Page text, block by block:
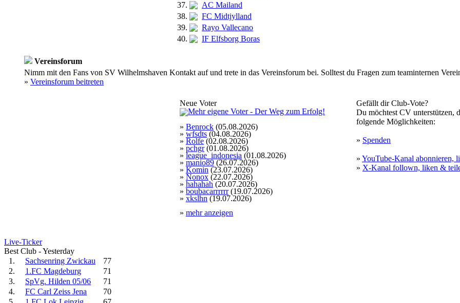
37.
AC Mailand
38.
FC Midtjylland
39.
Rayo Vallecano
40.
IF Elfsborg Boras
Vereinsforum
Nimm mit den Fans von SV Wilhelmshaven Kontakt auf und trete in das Vereinsforum bei. Solltest du Fragen zum teaminternen
» Vereinsforum beitreten
Neue Voter
» Benrock (05.08.2026)
» wfsdts (04.08.2026)
» Rolfe (02.08.2026)
» pchgr(01.08.2026)
» league_indonesia (01.08.2026)
» manio89 (26.07.2026)
» Komin (23.07.2026)
» Nonox (22.07.2026)
» hahahah (20.07.2026)
» boubacarrrrrr(19.07.2026)
» xkslhn (19.07.2026)
» mehr anzeigen
Gefällt dir Club-Vote?
Du möchtest CV unterstützen,
folgende Möglichkeiten:
» Spenden
» YouTube-Kanal abonnieren,
» X-Kanal follown, liken &
Live-Ticker
Best Club - Yesterday
1.
Sachsenring Zwickau
77
2.
1.FC Magdeburg
71
3.
SpVg. Hilden 05/06
71
4.
FC Carl Zeiss Jena
70